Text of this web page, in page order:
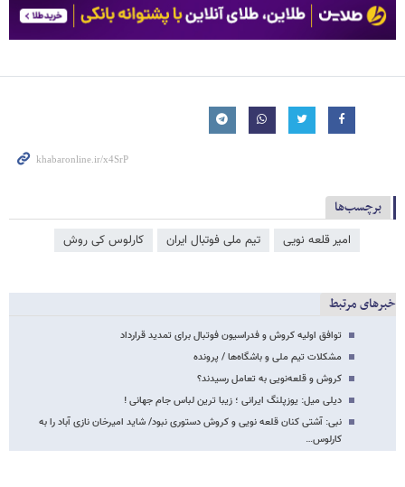
برچسب‌ها
امیر قلعه نویی تیم ملی فوتبال ایران کارلوس کی روش
خبرهای مرتبط
توافق اولیه کروش و فدراسیون فوتبال برای تمدید قرارداد
مشکلات تیم ملی و باشگاه‌ها / پرونده
کروش و قلعه‌نویی به تعامل رسیدند؟
دیلی میل: یوزپلنگ ایرانی ؛ زیبا ترین لباس جام جهانی !
نبی: آشتی کنان قلعه نویی و کروش دستوری نبود/ شاید امیرخان نازی آباد را به
کارلوس…